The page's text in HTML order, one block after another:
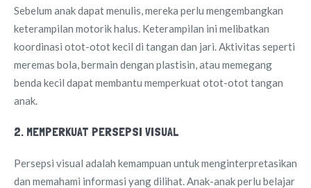
Sebelum anak dapat menulis, mereka perlu mengembangkan
keterampilan motorik halus. Keterampilan ini melibatkan
koordinasi otot-otot kecil di tangan dan jari. Aktivitas seperti
meremas bola, bermain dengan plastisin, atau memegang
benda kecil dapat membantu memperkuat otot-otot tangan
anak.
2. MEMPERKUAT PERSEPSI VISUAL
Persepsi visual adalah kemampuan untuk menginterpretasikan
dan memahami informasi yang dilihat. Anak-anak perlu belajar